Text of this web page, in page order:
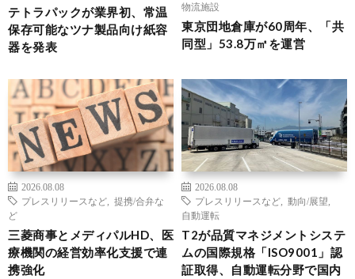
テトラパックが業界初、常温
保存可能なツナ製品向け紙容
器を発表
物流施設
東京団地倉庫が60周年、「共
同型」53.8万㎡を運営
2026.08.08
プレスリリースなど
提携/合弁な
ど
三菱商事とメディパルHD、医
療機関の経営効率化支援で連
携強化
2026.08.08
プレスリリースなど
動向/展望
自動運転
T2が品質マネジメントシステ
ムの国際規格「ISO9001」認
証取得、自動運転分野で国内